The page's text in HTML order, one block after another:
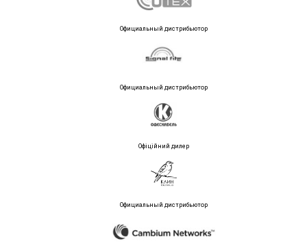
Официальный дистрибьютор
Официальный дистрибьютор
Офіційний дилер
Официальный дистрибьютор